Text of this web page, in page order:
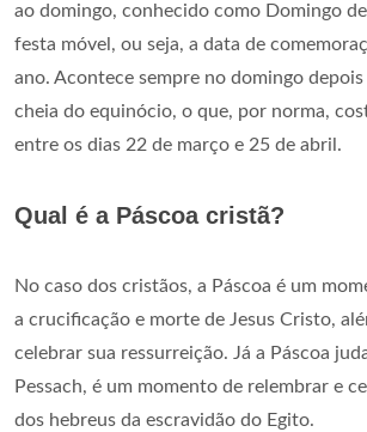
ao domingo, conhecido como Domingo de
festa móvel, ou seja, a data de
ano. Acontece sempre no domingo
cheia do equinócio, o que, por norma,
entre os dias 22 de março e 25 de abril.
Qual é a Páscoa cristã?
No caso dos cristãos, a Páscoa é um
a crucificação e morte de Jesus Cristo,
celebrar sua ressurreição. Já a Páscoa
Pessach, é um momento de relembrar e
dos hebreus da escravidão do Egito.